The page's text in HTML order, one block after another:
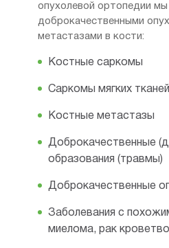
опухолевой ортопедии
доброкачественными
метастазами в кости:
Костные саркомы
Саркомы мягких тканей
Костные метастазы
Доброкачественные
образования (травмы)
Доброкачественные
Заболевания с
миелома, рак